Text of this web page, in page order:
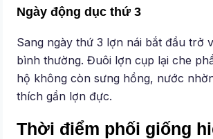
Ngày động dục thứ 3
Sang ngày thứ 3 lợn nái bắt đầu trở
bình thường. Đuôi lợn cụp lại che
hộ không còn sưng hồng, nước
thích gần lợn đực.
Thời điểm phối giống